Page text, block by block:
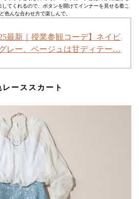
てくれるので、ボタンを開けてインナーを見せる着こ
色んな合わせ方で楽しんで。
最新｜授業参観コーデ】ネイビ
レー、ベージュは甘ディテー…
ーススカート